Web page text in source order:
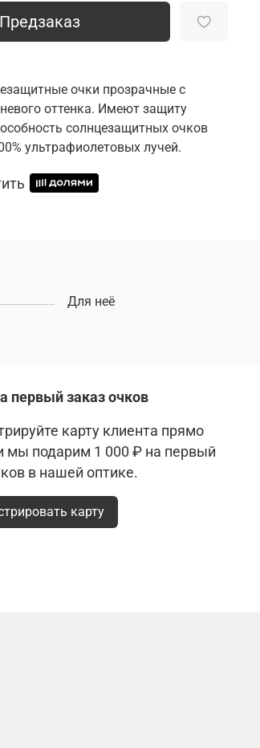
Предзаказ
очки прозрачные с
оттенка. Имеют защиту
солнцезащитных очков
ультрафиолетовых лучей.
Для неё
первый заказ очков
карту клиента прямо
мы подарим 1 000 ₽ на первый
в нашей оптике.
карту